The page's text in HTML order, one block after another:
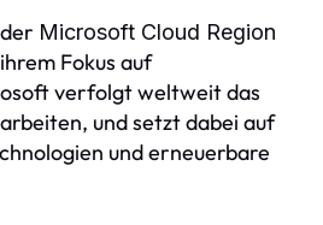
Microsoft Cloud Region
Fokus auf
verfolgt weltweit das
und setzt dabei auf
und erneuerbare